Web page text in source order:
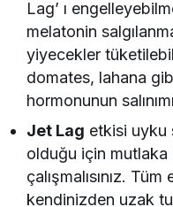
Lag’ ı
melatonin
yiyecekler
domates, lahana
hormonunun
Jet Lag etkisi uyku
olduğu için
çalışmalısınız.
kendinizden uzak